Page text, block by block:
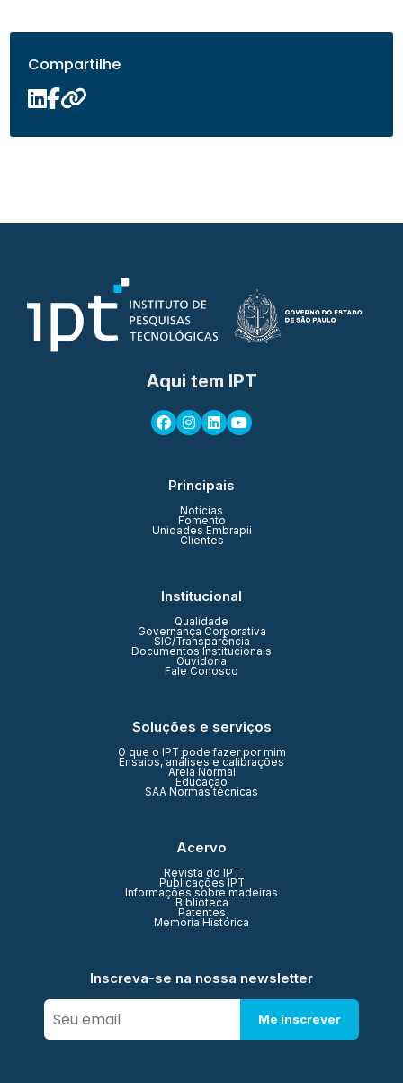
Compartilhe
Aqui tem IPT
Principais
Notícias
Fomento
Unidades Embrapii
Clientes
Institucional
Qualidade
Governança Corporativa
SIC/Transparência
Documentos Institucionais
Ouvidoria
Fale Conosco
Soluções e serviços
O que o IPT pode fazer por mim
Ensaios, análises e calibrações
Areia Normal
Educação
SAA Normas técnicas
Acervo
Revista do IPT
Publicações IPT
Informações sobre madeiras
Biblioteca
Patentes
Memória Histórica
Inscreva-se na nossa newsletter
Me inscrever